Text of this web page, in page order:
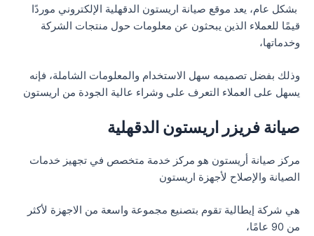
بشكل عام، يعد موقع صيانة اريستون الدقهلية الإلكتروني موردًا
قيمًا للعملاء الذين يبحثون عن معلومات حول منتجات الشركة
وخدماتها،
وذلك بفضل تصميمه سهل الاستخدام والمعلومات الشاملة، فإنه
يسهل على العملاء التعرف على وشراء عالية الجودة من اريستون
صيانة فريزر اريستون الدقهلية
مركز صيانة أريستون هو مركز خدمة متخصص في تجهيز خدمات
الصيانة والإصلاح لأجهزة اريستون
هي شركة إيطالية تقوم بتصنيع مجموعة واسعة من الاجهزة لأكثر
من 90 عامًا،